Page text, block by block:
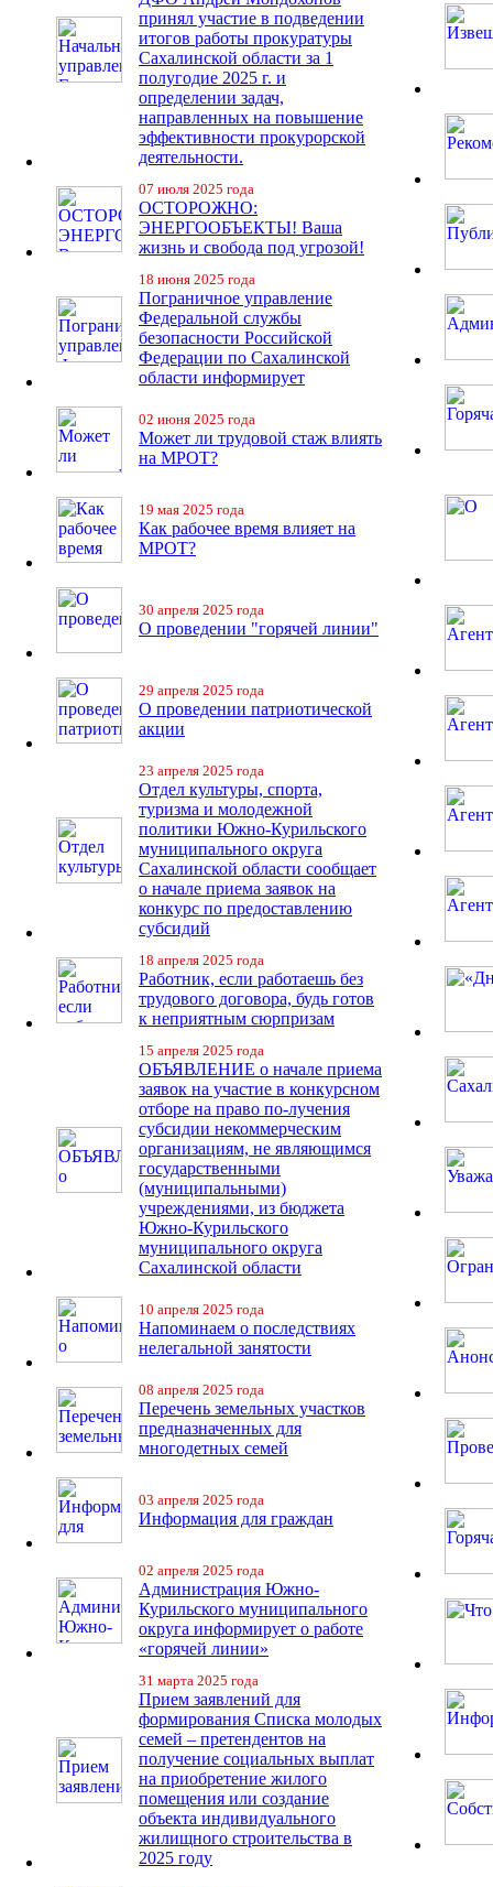
принял участие в подведении
итогов работы прокуратуры
Сахалинской области за 1
полугодие 2025 г. и
определении задач,
направленных на повышение
эффективности прокурорской
деятельности.
07 июля 2025 года
ОСТОРОЖНО:
ЭНЕРГООБЪЕКТЫ! Ваша
жизнь и свобода под угрозой!
18 июня 2025 года
Пограничное управление
Федеральной службы
безопасности Российской
Федерации по Сахалинской
области информирует
02 июня 2025 года
Может ли трудовой стаж влиять
на МРОТ?
19 мая 2025 года
Как рабочее время влияет на
МРОТ?
30 апреля 2025 года
О проведении "горячей линии"
29 апреля 2025 года
О проведении патриотической
акции
23 апреля 2025 года
Отдел культуры, спорта,
туризма и молодежной
политики Южно-Курильского
муниципального округа
Сахалинской области сообщает
о начале приема заявок на
конкурс по предоставлению
субсидий
18 апреля 2025 года
Работник, если работаешь без
трудового договора, будь готов
к неприятным сюрпризам
15 апреля 2025 года
ОБЪЯВЛЕНИЕ о начале приема
заявок на участие в конкурсном
отборе на право по-лучения
субсидии некоммерческим
организациям, не являющимся
государственными
(муниципальными)
учреждениями, из бюджета
Южно-Курильского
муниципального округа
Сахалинской области
10 апреля 2025 года
Напоминаем о последствиях
нелегальной занятости
08 апреля 2025 года
Перечень земельных участков
предназначенных для
многодетных семей
03 апреля 2025 года
Информация для граждан
02 апреля 2025 года
Администрация Южно-
Курильского муниципального
округа информирует о работе
«горячей линии»
31 марта 2025 года
Прием заявлений для
формирования Списка молодых
семей – претендентов на
получение социальных выплат
на приобретение жилого
помещения или создание
объекта индивидуального
жилищного строительства в
2025 году